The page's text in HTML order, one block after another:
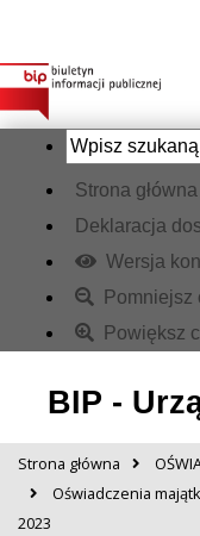
Strona główna
Deklaracja
Wersja
Pomniejsz
Powiększ
BIP -
Strona główna
Oświadczenia
2023